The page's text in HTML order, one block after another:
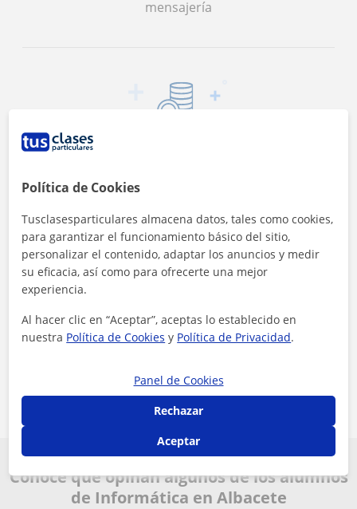
mensajería
Es el precio medio de las clases de Informática
<4h
Conoce que opinan algunos de los alumnos
de Informática en Albacete
Política de Cookies
Tusclasesparticulares almacena datos, tales como cookies,
para garantizar el funcionamiento básico del sitio,
personalizar el contenido, adaptar los anuncios y medir
su eficacia, así como para ofrecerte una mejor
experiencia.
Al hacer clic en “Aceptar”, aceptas lo establecido en
nuestra Política de Cookies y Política de Privacidad.
Panel de Cookies
Rechazar
Aceptar